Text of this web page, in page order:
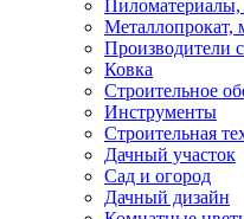
Пиломатериалы,
Металлопрокат,
Производители
Ковка
Строительное
Инструменты
Строительная
Дачный участок
Сад и огород
Дачный дизайн